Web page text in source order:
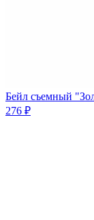
Бейл съемный
276 ₽